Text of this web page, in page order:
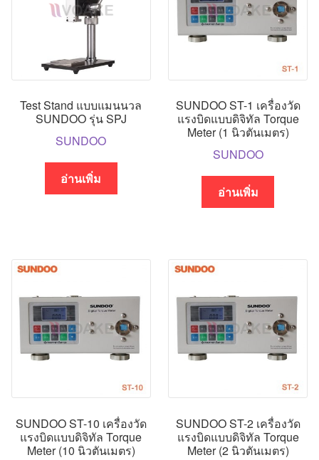
Test Stand แบบแมนนวล
SUNDOO รุ่น SPJ
SUNDOO
อ่านเพิ่ม
SUNDOO ST-1 เครื่องวัด
แรงบิดแบบดิจิทัล Torque
Meter (1 นิวตันเมตร)
SUNDOO
อ่านเพิ่ม
SUNDOO ST-10 เครื่องวัด
แรงบิดแบบดิจิทัล Torque
Meter (10 นิวตันเมตร)
SUNDOO ST-2 เครื่องวัด
แรงบิดแบบดิจิทัล Torque
Meter (2 นิวตันเมตร)